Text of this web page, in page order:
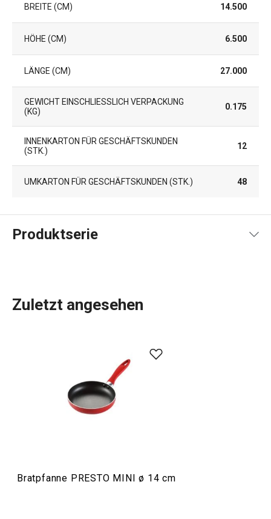
BREITE (CM) 14.500
HÖHE (CM) 6.500
LÄNGE (CM) 27.000
GEWICHT EINSCHLIESSLICH VERPACKUNG (
KG)
0.175
INNENKARTON FÜR GESCHÄFTSKUNDEN
(STK.)
12
UMKARTON FÜR GESCHÄFTSKUNDEN (STK.) 48
Produktserie
und Pfannen für die Zubereitung von Einzelportionen aller
Art. Sie können zum Beispiel einen
Portion Fleisch oder Toast zubereiten. Dieses
ist mit einer hochwertigen
Antihaftbeschichtung versehen.
Zuletzt angesehen
Bratpfanne PRESTO MINI ø 14 cm